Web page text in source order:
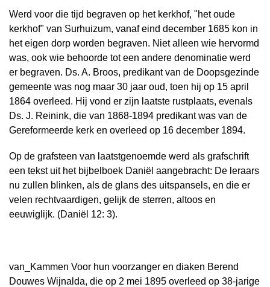
Werd voor die tijd begraven op het kerkhof, "het oude
kerkhof" van Surhuizum, vanaf eind december 1685 kon in
het eigen dorp worden begraven. Niet alleen wie hervormd
was, ook wie behoorde tot een andere denominatie werd
er begraven. Ds. A. Broos, predikant van de Doopsgezinde
gemeente was nog maar 30 jaar oud, toen hij op 15 april
1864 overleed. Hij vond er zijn laatste rustplaats, evenals
Ds. J. Reinink, die van 1868-1894 predikant was van de
Gereformeerde kerk en overleed op 16 december 1894.
Op de grafsteen van laatstgenoemde werd als grafschrift
een tekst uit het bijbelboek Daniël aangebracht: De leraars
nu zullen blinken, als de glans des uitspansels, en die er
velen rechtvaardigen, gelijk de sterren, altoos en
eeuwiglijk. (Daniël 12: 3).
van_Kammen Voor hun voorzanger en diaken Berend
Douwes Wijnalda, die op 2 mei 1895 overleed op 38-jarige